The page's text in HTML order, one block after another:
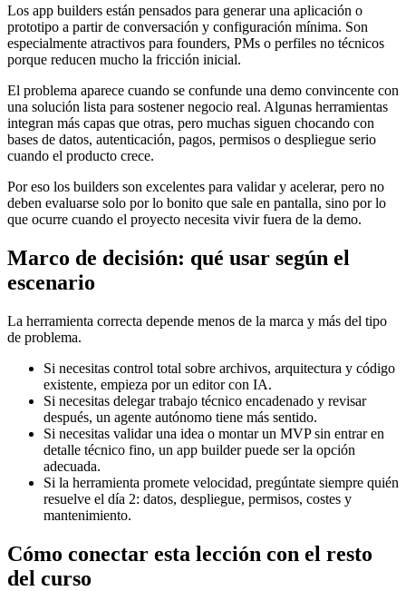
Los app builders están pensados para generar una aplicación o
prototipo a partir de conversación y configuración mínima. Son
especialmente atractivos para founders, PMs o perfiles no técnicos
porque reducen mucho la fricción inicial.
El problema aparece cuando se confunde una demo convincente con
una solución lista para sostener negocio real. Algunas herramientas
integran más capas que otras, pero muchas siguen chocando con
bases de datos, autenticación, pagos, permisos o despliegue serio
cuando el producto crece.
Por eso los builders son excelentes para validar y acelerar, pero no
deben evaluarse solo por lo bonito que sale en pantalla, sino por lo
que ocurre cuando el proyecto necesita vivir fuera de la demo.
Marco de decisión: qué usar según el
escenario
La herramienta correcta depende menos de la marca y más del tipo
de problema.
Si necesitas control total sobre archivos, arquitectura y código
existente, empieza por un editor con IA.
Si necesitas delegar trabajo técnico encadenado y revisar
después, un agente autónomo tiene más sentido.
Si necesitas validar una idea o montar un MVP sin entrar en
detalle técnico fino, un app builder puede ser la opción
adecuada.
Si la herramienta promete velocidad, pregúntate siempre quién
resuelve el día 2: datos, despliegue, permisos, costes y
mantenimiento.
Cómo conectar esta lección con el resto
del curso